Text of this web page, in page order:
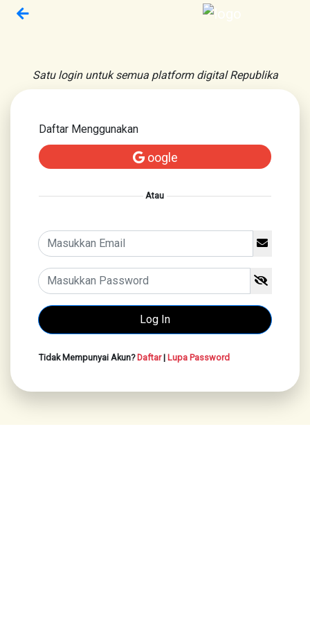
Satu login untuk semua platform digital Republika
Daftar Menggunakan
oogle
Atau
Tidak Mempunyai Akun?Daftar| Lupa Password